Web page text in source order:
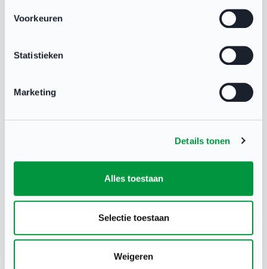
Voorkeuren
Statistieken
Marketing
Details tonen
Alles toestaan
Selectie toestaan
Weigeren
Nee, ik laat de activiteit altijd door gaan.
inschrijvingen.
Heb je een vraag?
Neem contact op met NOC*NSF Sport